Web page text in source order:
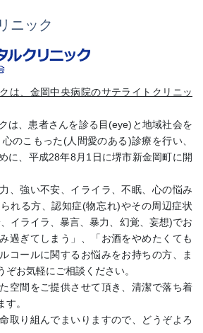
ニック
は、金岡中央病院のサテライトクリニッ
は、患者さんを診る目(eye)と地域社会を
のこもった(人間愛のある)診療を行い、
に、平成28年8月1日に堺市新金岡町に開
、強い不安、イライラ、不眠、心の悩み
れる方、認知症(物忘れ)やその周辺症状
イライラ、暴言、暴力、幻覚、妄想)でお
過ぎてしまう」、「お酒をやめたくても
コールに関するお悩みをお持ちの方、ま
お気軽にご相談ください。
空間をご提供させて頂き、清潔で落ち着
。
取り組んでまいりますので、どうぞよろ